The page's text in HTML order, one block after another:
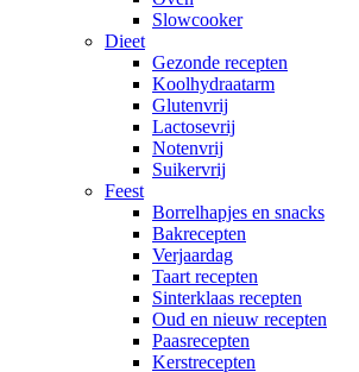
Slowcooker
Dieet
Gezonde recepten
Koolhydraatarm
Glutenvrij
Lactosevrij
Notenvrij
Suikervrij
Feest
Borrelhapjes en snacks
Bakrecepten
Verjaardag
Taart recepten
Sinterklaas recepten
Oud en nieuw recepten
Paasrecepten
Kerstrecepten